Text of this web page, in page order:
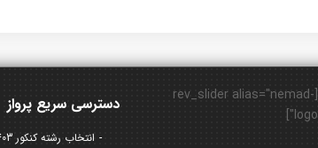
دسترسی سریع پرواز
انتخاب رشته کنکور 1403
[rev_slider alias="nemad-
logo"]